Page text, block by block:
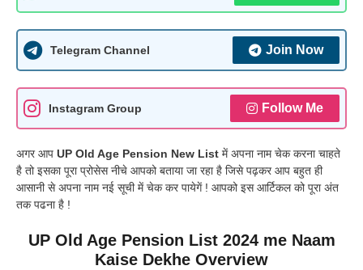
Telegram Channel Join Now
Instagram Group Follow Me
अगर आप UP Old Age Pension New List में अपना नाम चेक करना चाहते
है तो इसका पूरा प्रोसेस नीचे आपको बताया जा रहा है जिसे पढ़कर आप बहुत ही
आसानी से अपना नाम नई सूची में चेक कर पायेगें ! आपको इस आर्टिकल को पूरा अंत
तक पढना है !
UP Old Age Pension List 2024 me Naam
Kaise Dekhe Overview